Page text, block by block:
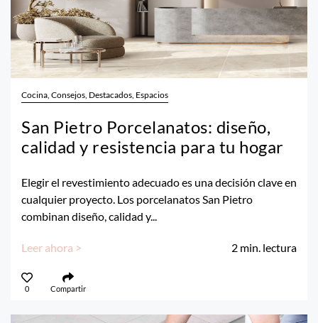
Cocina, Consejos, Destacados, Espacios
San Pietro Porcelanatos: diseño,
calidad y resistencia para tu hogar
Elegir el revestimiento adecuado es una decisión clave en
cualquier proyecto. Los porcelanatos San Pietro
combinan diseño, calidad y...
Leer ahora > 2 min. lectura
0 Compartir